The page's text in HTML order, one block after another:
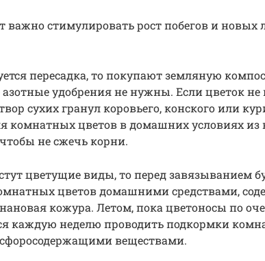
важно стимулировать рост побегов и новых
пересадка, то покупают земляную
азотные удобрения не нужны. Если цветок не
сухих гранул коровьего, конского или
комнатных цветов в домашних условиях из
не сжечь корни.
цветущие виды, то перед завязыванием
цветов домашними средствами,
кожура. Летом, пока цветоносы по
каждую неделю проводить подкормки
веществами.